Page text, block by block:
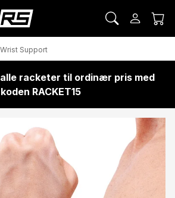
Wrist Support
racketer til ordinær pris med
koden RACKET15